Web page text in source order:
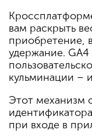
вам раскрыть
приобретение,
удержание.
кульминации –
Этот механизм
при входе в